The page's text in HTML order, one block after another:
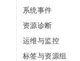
系统事件
资源诊断
运维与监控
标签与资源组